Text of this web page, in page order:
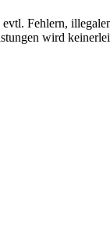
Fehlern,
wird